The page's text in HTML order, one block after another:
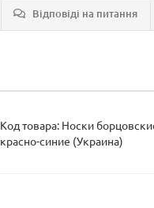
Відповіді на питання
Код товара: Носки
красно-синие (Украина)